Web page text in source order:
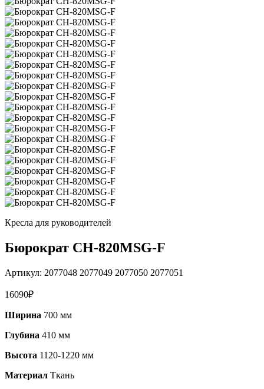
Кресла для руководителей
Бюрократ CH-820MSG-F
Артикул: 2077048 2077049 2077050 2077051
16090₽
Ширина 700 мм
Глубина 410 мм
Высота 1120-1220 мм
Материал Ткань